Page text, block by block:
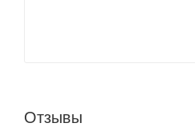
Отзывы